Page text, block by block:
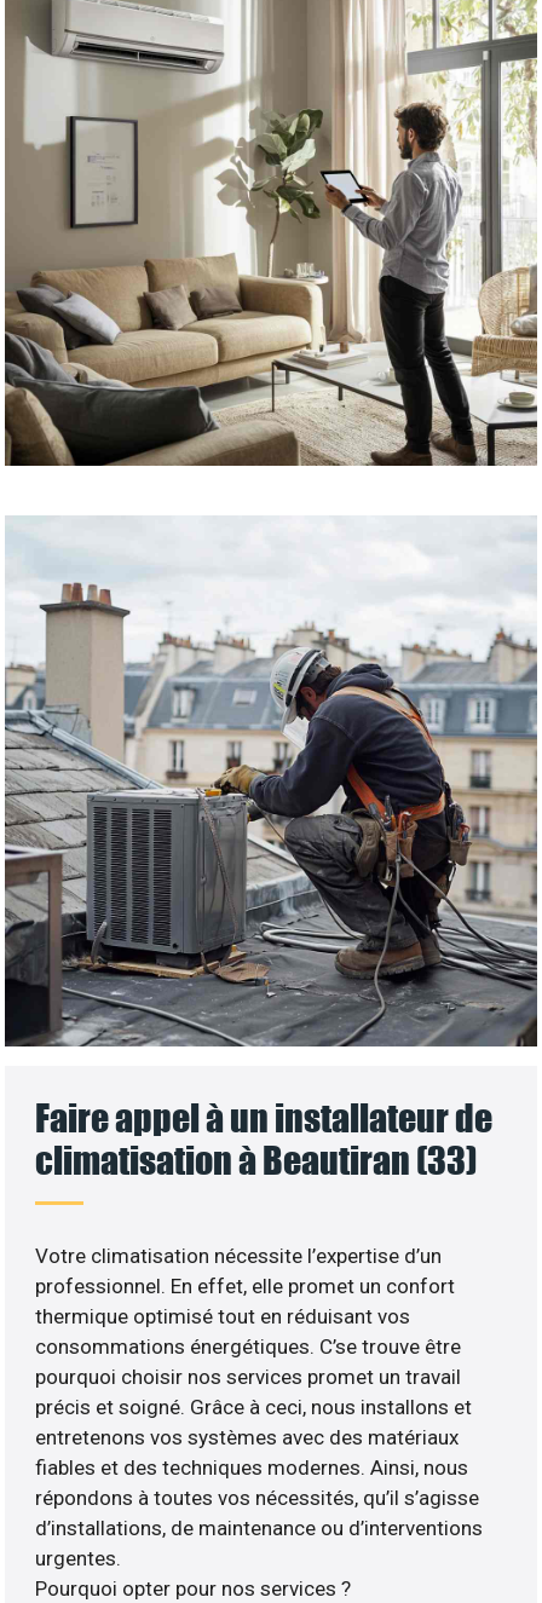
Faire appel à un installateur de
climatisation à Beautiran (33)
Votre climatisation nécessite l’expertise d’un
professionnel. En effet, elle promet un confort
thermique optimisé tout en réduisant vos
consommations énergétiques. C’se trouve être
pourquoi choisir nos services promet un travail
précis et soigné. Grâce à ceci, nous installons et
entretenons vos systèmes avec des matériaux
fiables et des techniques modernes. Ainsi, nous
répondons à toutes vos nécessités, qu’il s’agisse
d’installations, de maintenance ou d’interventions
urgentes.
Pourquoi opter pour nos services ?